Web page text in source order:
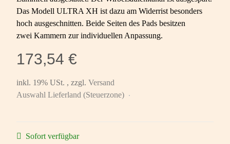
Das Modell ULTRA XH ist dazu am Widerrist besonders
hoch ausgeschnitten. Beide Seiten des Pads besitzen
zwei Kammern zur individuellen Anpassung.
173,54 €
inkl. 19% USt. , zzgl. Versand
Auswahl Lieferland (Steuerzone)
Sofort verfügbar